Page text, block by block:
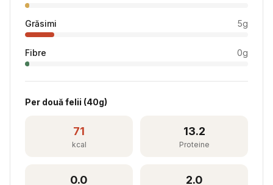
Grăsimi 5g
Fibre 0g
Per două felii (40g)
71
kcal
13.2
Proteine
0.0 2.0